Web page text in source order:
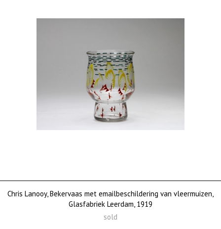
Chris Lanooy, Bekervaas met emailbeschildering van vleermuizen,
Glasfabriek Leerdam, 1919
sold